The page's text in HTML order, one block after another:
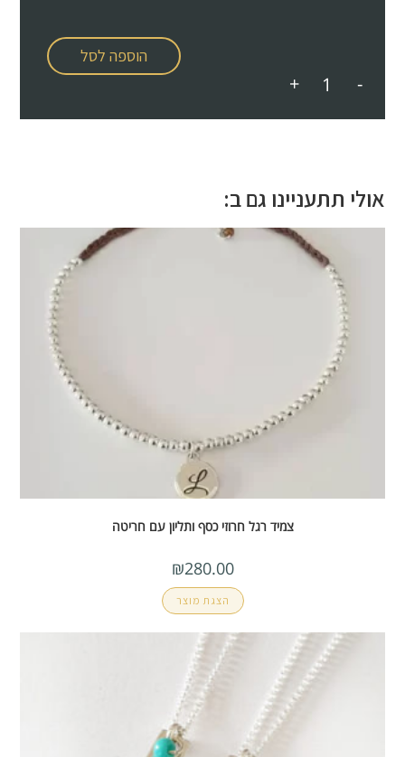
-
+
הוספה לסל
אולי תתעניינו גם ב:
צמיד רגל חרוזי כסף ותליון עם חריטה
₪280.00
הצגת מוצר